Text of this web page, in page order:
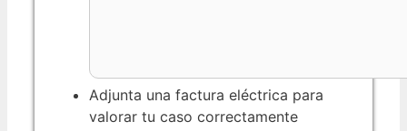
Adjunta una factura eléctrica para
valorar tu caso correctamente